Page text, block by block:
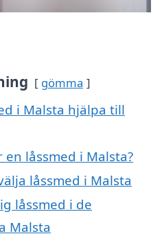
gömma
i Malsta hjälpa till
låssmed i Malsta?
låssmed i Malsta
låssmed i de
Malsta